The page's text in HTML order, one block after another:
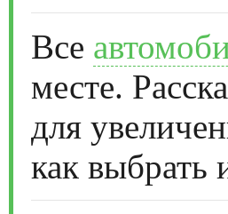
Все
месте.
для
как выбрать